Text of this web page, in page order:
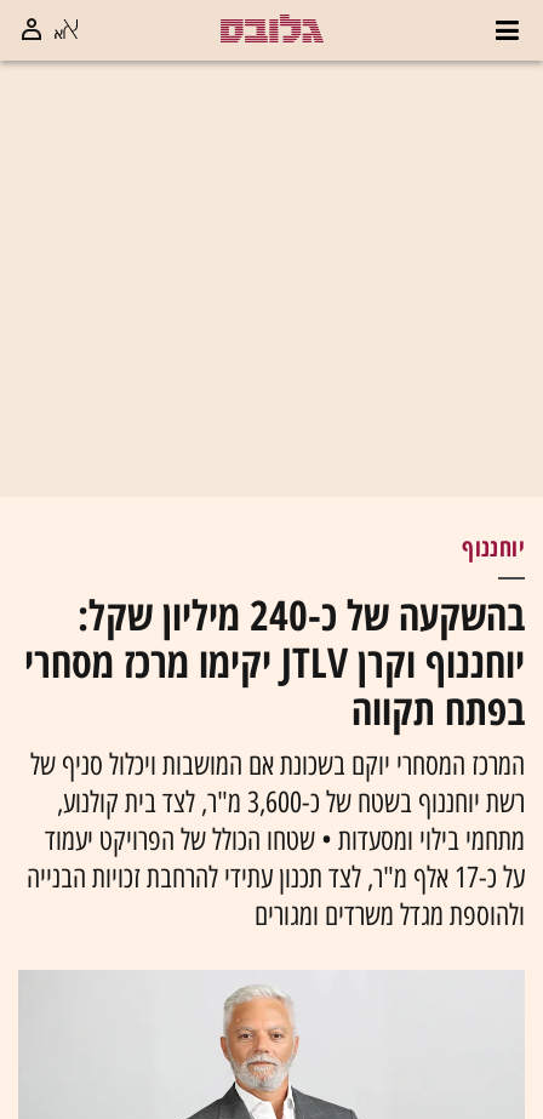
יוחננוף
בהשקעה של כ-240 מיליון שקל:
יוחננוף וקרן JTLV יקימו מרכז מסחרי
בפתח תקווה
המרכז המסחרי יוקם בשכונת אם המושבות ויכלול סניף של
רשת יוחננוף בשטח של כ-3,600 מ"ר, לצד בית קולנוע,
מתחמי בילוי ומסעדות • שטחו הכולל של הפרויקט יעמוד
על כ-17 אלף מ"ר, לצד תכנון עתידי להרחבת זכויות הבנייה
ולהוספת מגדל משרדים ומגורים